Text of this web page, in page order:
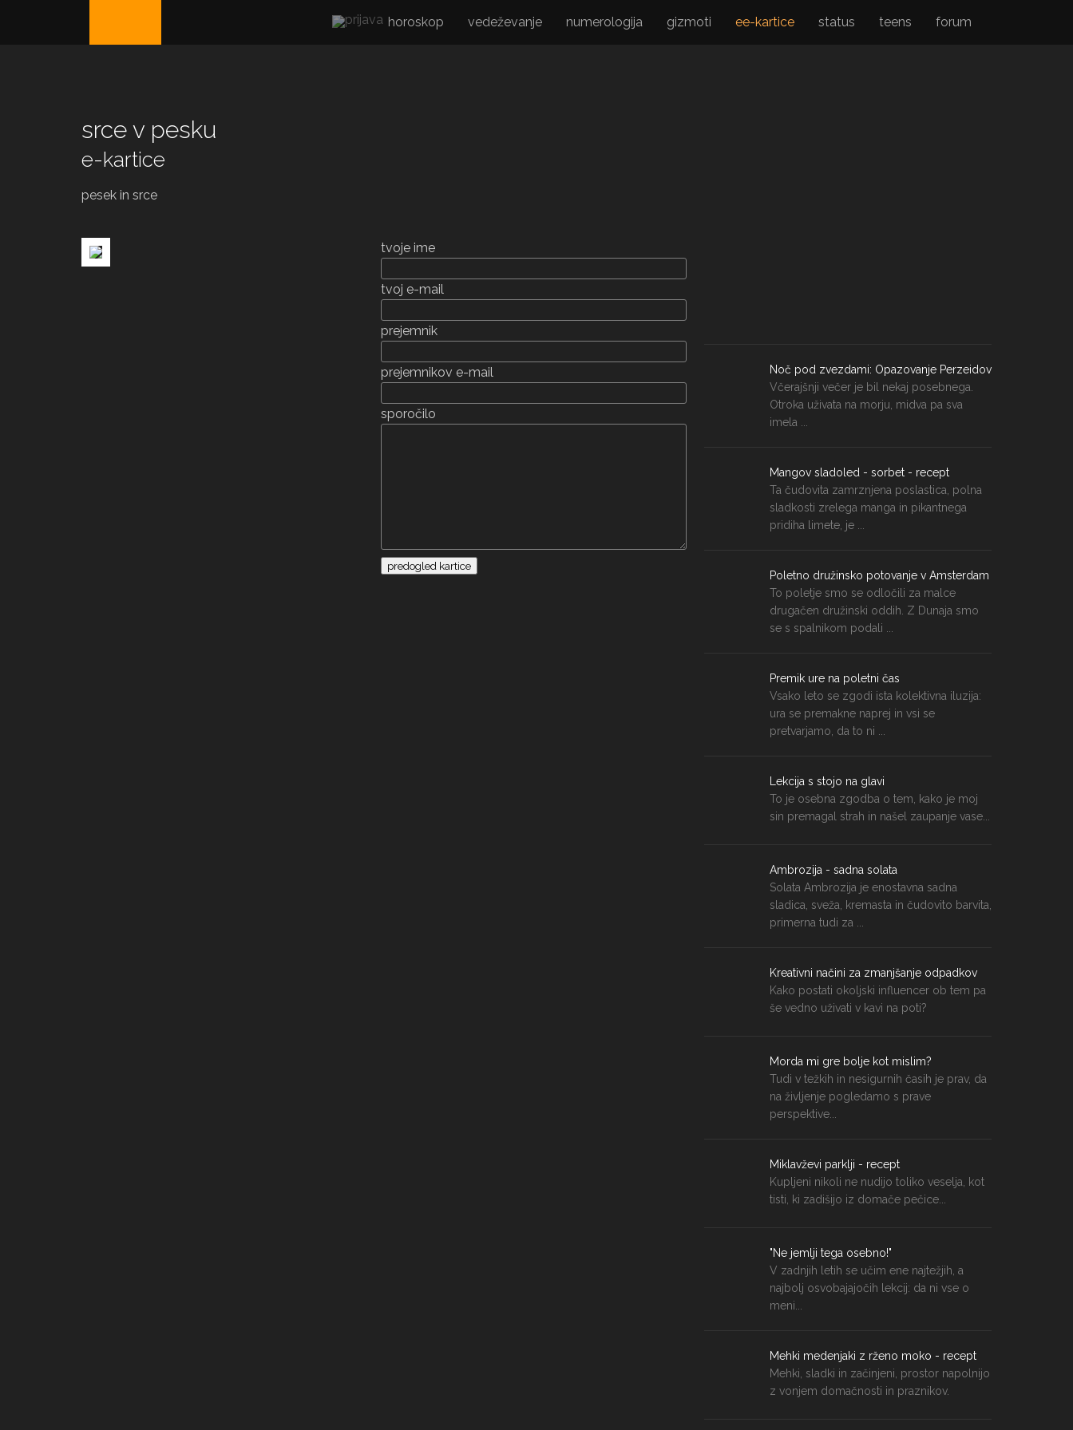
horoskop vedeževanje numerologija gizmoti ee-kartice status teens forum
srce v pesku
e-kartice
pesek in srce
tvoje ime
tvoj e-mail
prejemnik
prejemnikov e-mail
sporočilo
Noč pod zvezdami: Opazovanje Perzeidov
Včerajšnji večer je bil nekaj posebnega.
Otroka uživata na morju, midva pa sva
imela ...
Mangov sladoled - sorbet - recept
Ta čudovita zamrznjena poslastica, polna
sladkosti zrelega manga in pikantnega
pridiha limete, je ...
Poletno družinsko potovanje v Amsterdam
To poletje smo se odločili za malce
drugačen družinski oddih. Z Dunaja smo
se s spalnikom podali ...
Premik ure na poletni čas
Vsako leto se zgodi ista kolektivna iluzija:
ura se premakne naprej in vsi se
pretvarjamo, da to ni ...
Lekcija s stojo na glavi
To je osebna zgodba o tem, kako je moj
sin premagal strah in našel zaupanje vase...
Ambrozija - sadna solata
Solata Ambrozija je enostavna sadna
sladica, sveža, kremasta in čudovito barvita,
primerna tudi za ...
Kreativni načini za zmanjšanje odpadkov
Kako postati okoljski influencer ob tem pa
še vedno uživati v kavi na poti?
Morda mi gre bolje kot mislim?
Tudi v težkih in nesigurnih časih je prav, da
na življenje pogledamo s prave
perspektive...
Miklavževi parklji - recept
Kupljeni nikoli ne nudijo toliko veselja, kot
tisti, ki zadišijo iz domače pečice...
"Ne jemlji tega osebno!"
V zadnjih letih se učim ene najtežjih, a
najbolj osvobajajočih lekcij: da ni vse o
meni...
Mehki medenjaki z rženo moko - recept
Mehki, sladki in začinjeni, prostor napolnijo
z vonjem domačnosti in praznikov.